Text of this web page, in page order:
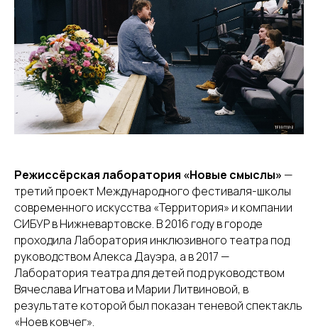
Режиссёрская лаборатория «Новые смыслы» —
третий проект Международного фестиваля-школы
современного искусства «Территория» и компании
СИБУР в Нижневартовске. В 2016 году в городе
проходила Лаборатория инклюзивного театра под
руководством Алекса Дауэра, а в 2017 —
Лаборатория театра для детей под руководством
Вячеслава Игнатова и Марии Литвиновой, в
результате которой был показан теневой спектакль
«Ноев ковчег».